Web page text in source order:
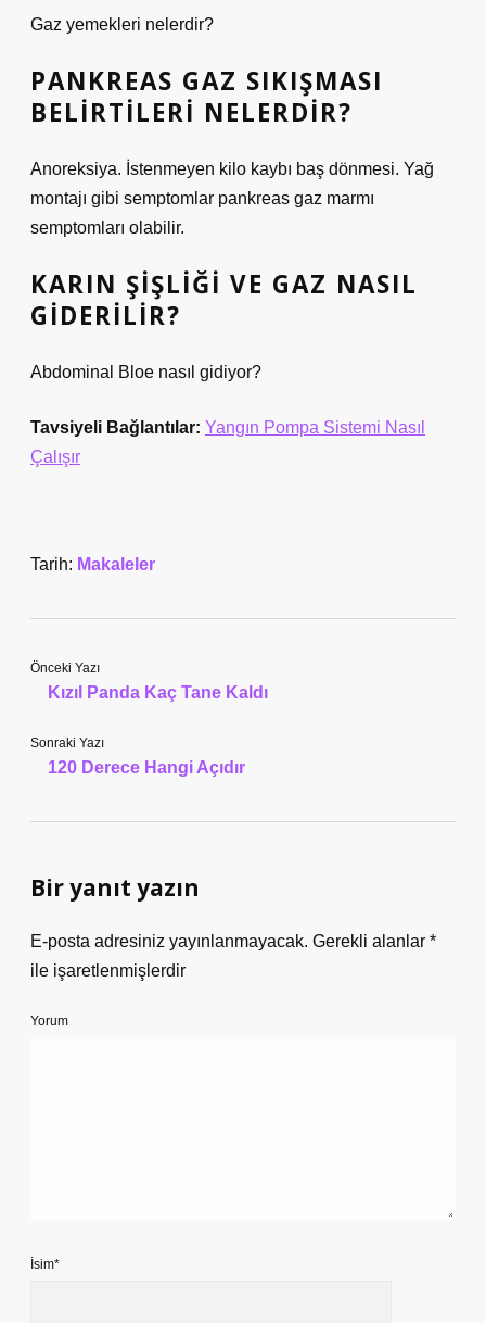
Gaz yemekleri nelerdir?
PANKREAS GAZ SIKIŞMASI
BELIRTILERI NELERDIR?
Anoreksiya. İstenmeyen kilo kaybı baş dönmesi. Yağ
montajı gibi semptomlar pankreas gaz marmı
semptomları olabilir.
KARIN ŞIŞLIĞI VE GAZ NASIL
GIDERILIR?
Abdominal Bloe nasıl gidiyor?
Tavsiyeli Bağlantılar: Yangın Pompa Sistemi Nasıl
Çalışır
Tarih: Makaleler
Önceki Yazı
Kızıl Panda Kaç Tane Kaldı
Sonraki Yazı
120 Derece Hangi Açıdır
Bir yanıt yazın
E-posta adresiniz yayınlanmayacak. Gerekli alanlar *
ile işaretlenmişlerdir
Yorum
İsim*